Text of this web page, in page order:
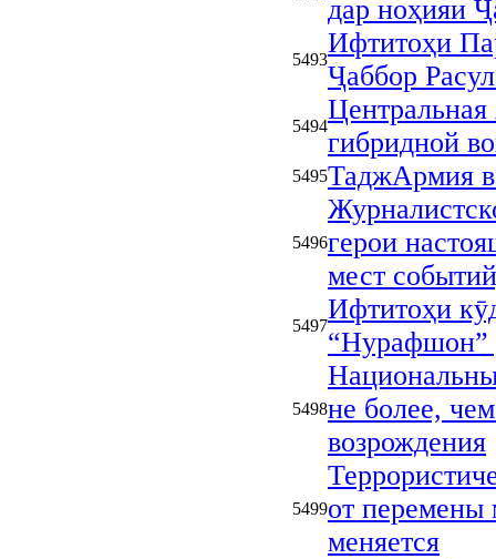
дар ноҳияи
5493
Ифтитоҳи
Ҷаббор
5494
Центральная
гибридной
5495ТаджАрмия в
5496герои
мест
5497
Ифтитоҳи
“Нурафшон”
5498не более,
возрождения
5499от перемены
меняется